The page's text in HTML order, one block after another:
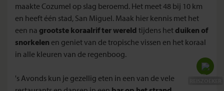
maakte Cozumel op slag beroemd. Het meet 48 bij 10 km
en heeft één stad, San Miguel. Maak hier kennis met het
een na grootste koraalrif ter wereld tijdens het duiken of
snorkelen en geniet van de tropische vissen en het koraal
in alle kleuren van de regenboog.
's Avonds kun je gezellig eten in een van de vele
Update Midden-Oosten